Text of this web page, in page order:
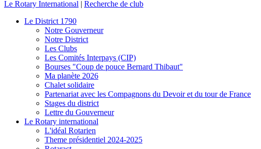
Le Rotary International | Recherche de club
Le District 1790
Notre Gouverneur
Notre District
Les Clubs
Les Comités Interpays (CIP)
Bourses "Coup de pouce Bernard Thibaut"
Ma planète 2026
Chalet solidaire
Partenariat avec les Compagnons du Devoir et du tour de France
Stages du district
Lettre du Gouverneur
Le Rotary international
L'idéal Rotarien
Theme présidentiel 2024-2025